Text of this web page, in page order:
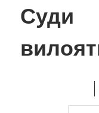
Skip
to
Суди